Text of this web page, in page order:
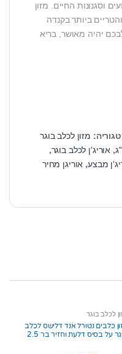
וסגנונות החיים. מזון
ביותר בקנדה
יהיה מאושר, בריא
מזון לכלב בוגר
, אוריג'ן לכלב בוגר,
מבצע, אוריגן מחיר
לכלב בוגר
כלבים נטורל אנד דלישס לכלב
בוגר על בסיס דלעת וחזיר בר 2.5